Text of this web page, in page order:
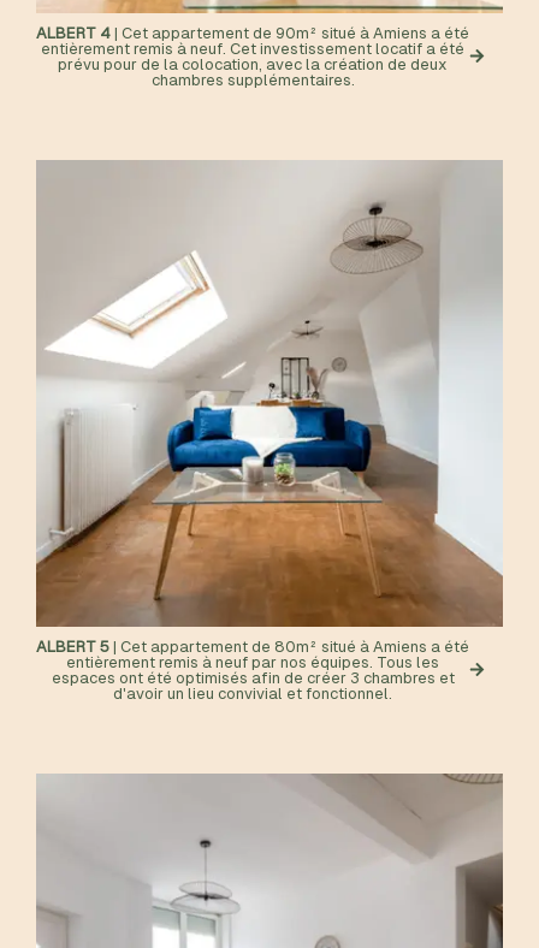
ALBERT 4 | Cet appartement de 90m² situé à Amiens a été
entièrement remis à neuf. Cet investissement locatif a été
prévu pour de la colocation, avec la création de deux
chambres supplémentaires.
ALBERT 5 | Cet appartement de 80m² situé à Amiens a été
entièrement remis à neuf par nos équipes. Tous les
espaces ont été optimisés afin de créer 3 chambres et
d'avoir un lieu convivial et fonctionnel.